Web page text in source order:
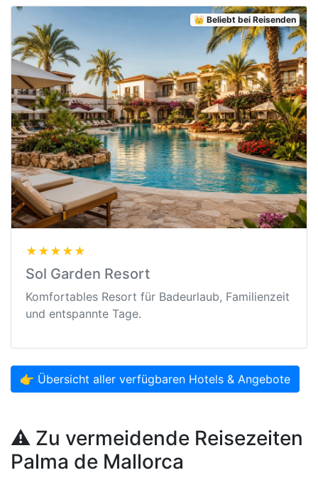
👑 Beliebt bei Reisenden
★★★★★
Sol Garden Resort
Komfortables Resort für Badeurlaub, Familienzeit
und entspannte Tage.
👉 Übersicht aller verfügbaren Hotels & Angebote
⚠️ Zu vermeidende Reisezeiten
Palma de Mallorca